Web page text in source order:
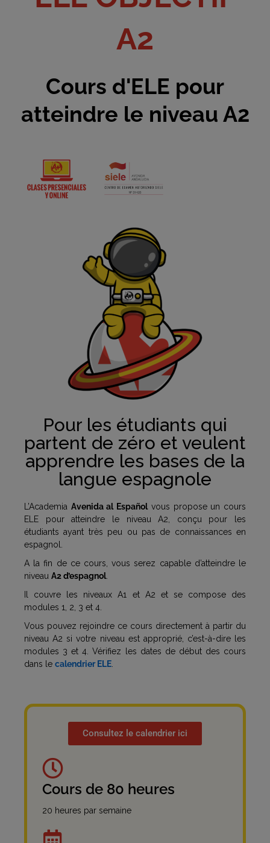
A2
Cours d'ELE pour
atteindre le niveau A2
Pour les étudiants qui
partent de zéro et veulent
apprendre les bases de la
langue espagnole
L’Academia Avenida al Españolvous propose un cours
ELE pour atteindre le niveau A2, conçu pour les
étudiants ayant très peu ou pas de connaissances en
espagnol.
A la fin de ce cours, vous serez capable d’atteindre le
niveau A2 d’espagnol.
Il couvre les niveaux A1 et A2 et se compose des
modules 1, 2, 3 et 4.
Vous pouvez rejoindre ce cours directement à partir du
niveau A2 si votre niveau est approprié, c’est-à-dire les
modules 3 et 4. Vérifiez les dates de début des cours
dans le calendrier ELE
Consultez le calendrier ici
Cours de 80 heures
20 heures par semaine